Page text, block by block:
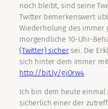
noch bleibt, sind seine
Twitter bemerkenswert
Wiederholung des immer
morgendliche 10-Uhr-
(Twitter) sichersei. Die
sich hinter dem immer
http://bit.ly/giOrw4.
Ich bin dem heute einmal
sicherlich einer der